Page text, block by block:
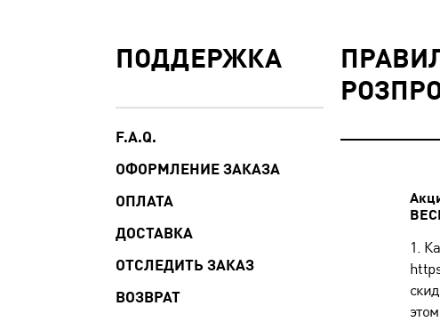
1.
ПОДДЕРЖКА
F.A.Q.
ОФОРМЛЕНИЕ ЗАКАЗА
ОПЛАТА
ДОСТАВКА
ОТСЛЕДИТЬ ЗАКАЗ
ВОЗВРАТ